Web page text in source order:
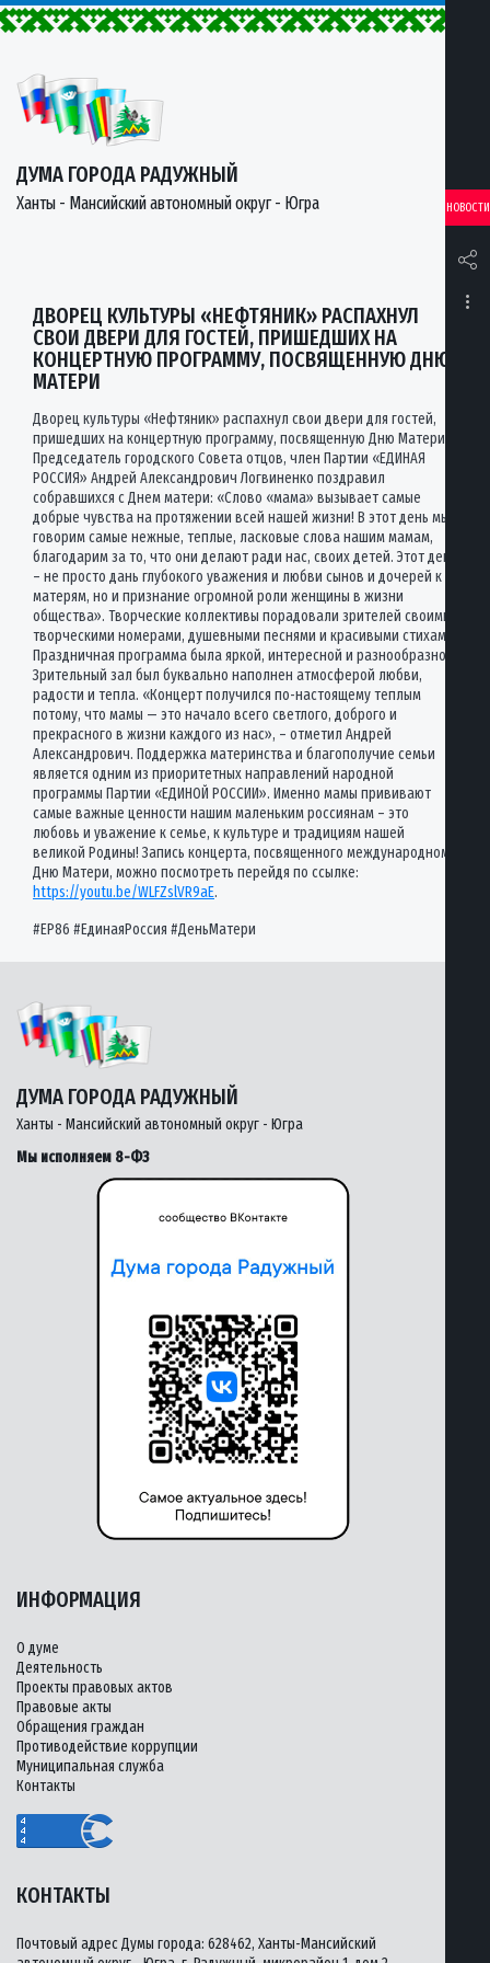
ДУМА ГОРОДА РАДУЖНЫЙ
Ханты - Мансийский автономный округ - Югра НОВОСТИ
ДВОРЕЦ КУЛЬТУРЫ «НЕФТЯНИК» РАСПАХНУЛ
СВОИ ДВЕРИ ДЛЯ ГОСТЕЙ, ПРИШЕДШИХ НА
КОНЦЕРТНУЮ ПРОГРАММУ, ПОСВЯЩЕННУЮ ДНЮ
МАТЕРИ
Дворец культуры «Нефтяник» распахнул свои двери для гостей,
пришедших на концертную программу, посвященную Дню Матери.
Председатель городского Совета отцов, член Партии «ЕДИНАЯ
РОССИЯ» Андрей Александрович Логвиненко поздравил
собравшихся с Днем матери: «Слово «мама» вызывает самые
добрые чувства на протяжении всей нашей жизни! В этот день мы
говорим самые нежные, теплые, ласковые слова нашим мамам,
благодарим за то, что они делают ради нас, своих детей. Этот день
– не просто дань глубокого уважения и любви сынов и дочерей к
матерям, но и признание огромной роли женщины в жизни
общества». Творческие коллективы порадовали зрителей своими
творческими номерами, душевными песнями и красивыми стихами.
Праздничная программа была яркой, интересной и разнообразной.
Зрительный зал был буквально наполнен атмосферой любви,
радости и тепла. «Концерт получился по-настоящему теплым
потому, что мамы — это начало всего светлого, доброго и
прекрасного в жизни каждого из нас», – отметил Андрей
Александрович. Поддержка материнства и благополучие семьи
является одним из приоритетных направлений народной
программы Партии «ЕДИНОЙ РОССИИ». Именно мамы прививают
самые важные ценности нашим маленьким россиянам – это
любовь и уважение к семье, к культуре и традициям нашей
великой Родины! Запись концерта, посвященного международному
Дню Матери, можно посмотреть перейдя по ссылке:
https://youtu.be/WLFZslVR9aE.
#ЕР86 #ЕдинаяРоссия #ДеньМатери
ДУМА ГОРОДА РАДУЖНЫЙ
Ханты - Мансийский автономный округ - Югра
Мы исполняем 8-ФЗ
КОНТАКТЫ
Почтовый адрес Думы города: 628462, Ханты-Мансийский
ИНФОРМАЦИЯ
О думе
Деятельность
Проекты правовых актов
Правовые акты
Обращения граждан
Противодействие коррупции
Муниципальная служба
Контакты